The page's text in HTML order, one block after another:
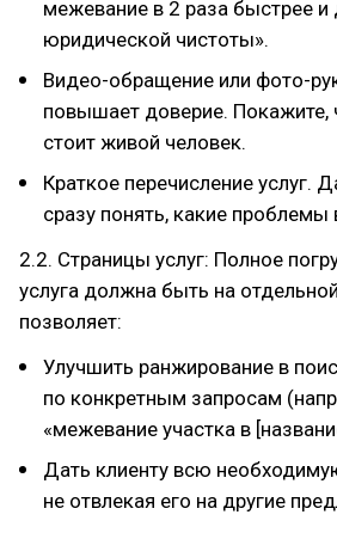
межевание в 2 раза быстрее и
юридической чистоты».
Видео-обращение или фото-
повышает доверие. Покажите,
стоит живой человек.
Краткое перечисление услуг.
сразу понять, какие
2.2. Страницы услуг: Полное
услуга должна быть на
позволяет:
Улучшить ранжирование в
по конкретным запросам
«межевание участка в
Дать клиенту всю
не отвлекая его на другие